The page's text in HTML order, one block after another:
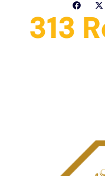
313